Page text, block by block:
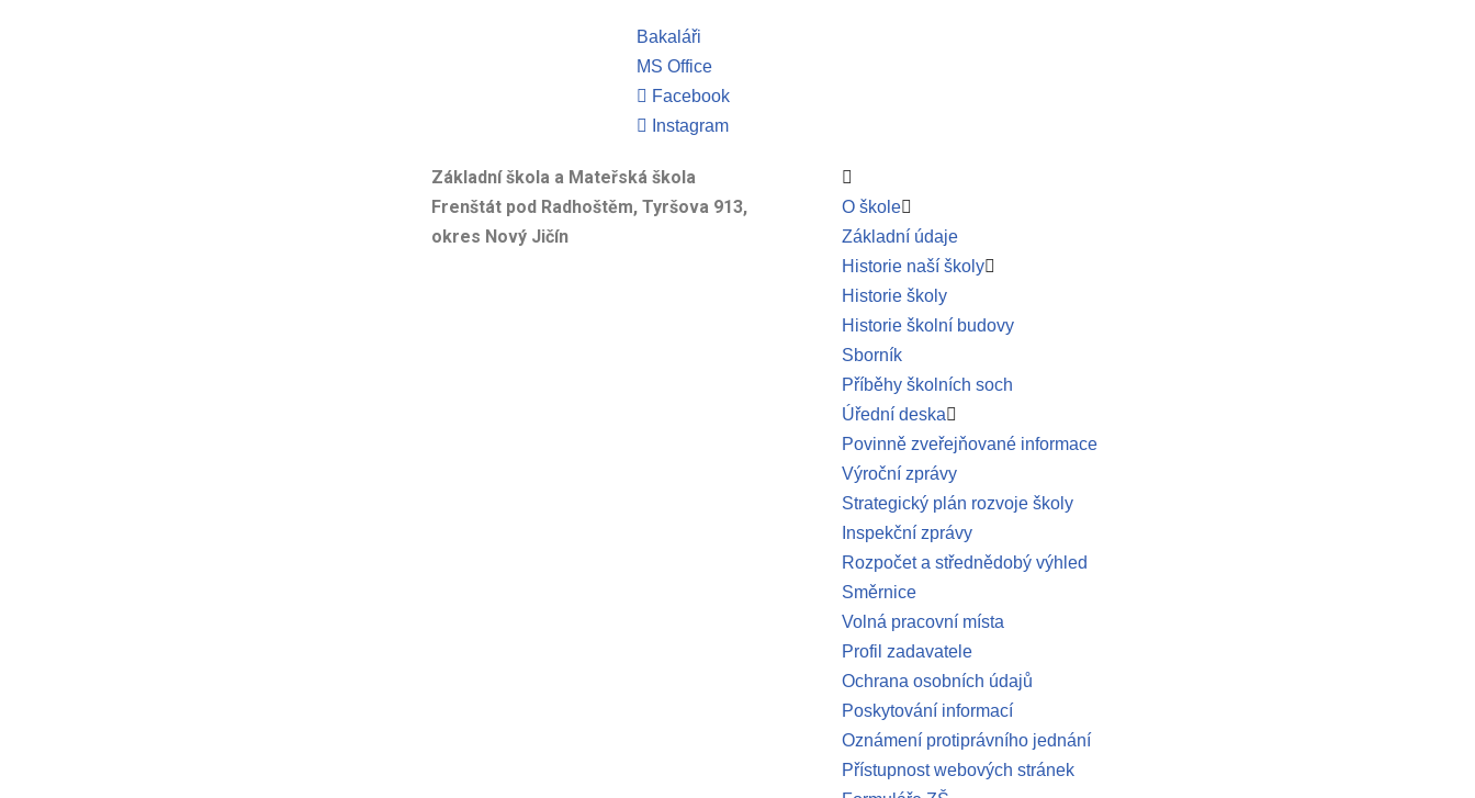
Bakaláři
MS Office
Facebook
Instagram
Základní škola a Mateřská škola
Frenštát pod Radhoštěm, Tyršova 913,
okres Nový Jičín
O škole
Základní údaje
Historie naší školy
Historie školy
Historie školní budovy
Sborník
Příběhy školních soch
Úřední deska
Povinně zveřejňované informace
Výroční zprávy
Strategický plán rozvoje školy
Inspekční zprávy
Rozpočet a střednědobý výhled
Směrnice
Volná pracovní místa
Profil zadavatele
Ochrana osobních údajů
Poskytování informací
Oznámení protiprávního jednání
Přístupnost webových stránek